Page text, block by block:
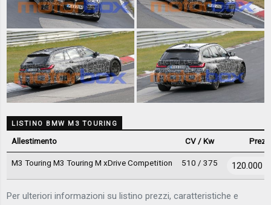
LISTINO BMW M3 TOURING
Allestimento CV / Kw
M3 Touring M3 Touring M xDrive Competition 510 / 375 120.000 €
Per ulteriori informazioni su listino prezzi, caratteristiche e